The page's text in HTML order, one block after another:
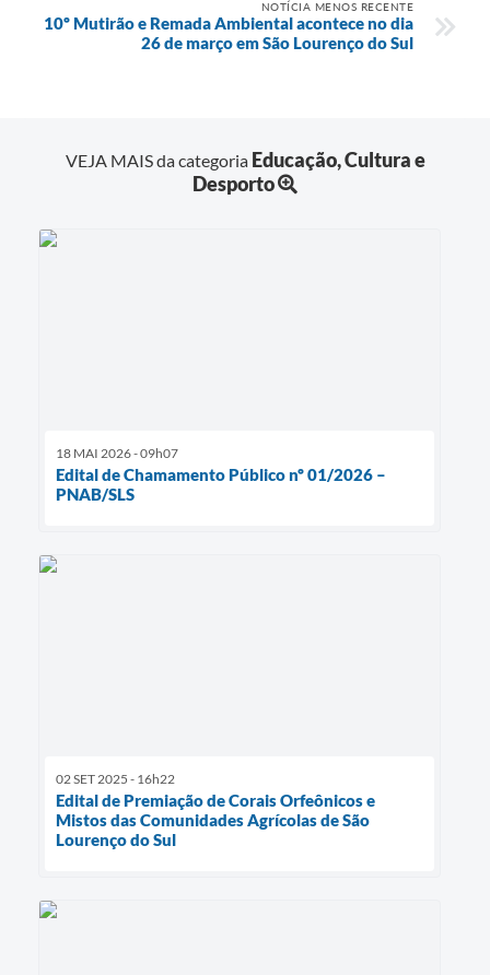
NOTÍCIA MENOS RECENTE
10º Mutirão e Remada Ambiental acontece no dia
26 de março em São Lourenço do Sul
VEJA MAIS da categoria Educação, Cultura e
Desporto
18 MAI 2026 - 09h07
Edital de Chamamento Público nº 01/2026 –
PNAB/SLS
02 SET 2025 - 16h22
Edital de Premiação de Corais Orfeônicos e
Mistos das Comunidades Agrícolas de São
Lourenço do Sul